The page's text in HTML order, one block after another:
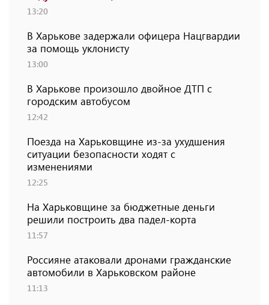
13:20
В Харькове задержали офицера Нацгвардии
за помощь уклонисту
13:00
В Харькове произошло двойное ДТП с
городским автобусом
12:42
Поезда на Харьковщине из-за ухудшения
ситуации безопасности ходят с
изменениями
12:25
На Харьковщине за бюджетные деньги
решили построить два падел-корта
11:57
Россияне атаковали дронами гражданские
автомобили в Харьковском районе
11:13